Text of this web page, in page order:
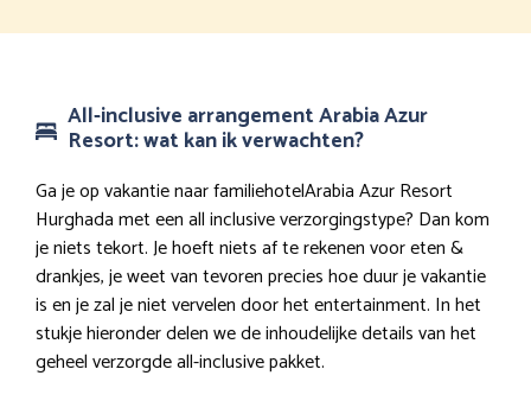
All-inclusive arrangement Arabia Azur
Resort: wat kan ik verwachten?
Ga je op vakantie naar familiehotelArabia Azur Resort
Hurghada met een all inclusive verzorgingstype? Dan kom
je niets tekort. Je hoeft niets af te rekenen voor eten &
drankjes, je weet van tevoren precies hoe duur je vakantie
is en je zal je niet vervelen door het entertainment. In het
stukje hieronder delen we de inhoudelijke details van het
geheel verzorgde all-inclusive pakket.